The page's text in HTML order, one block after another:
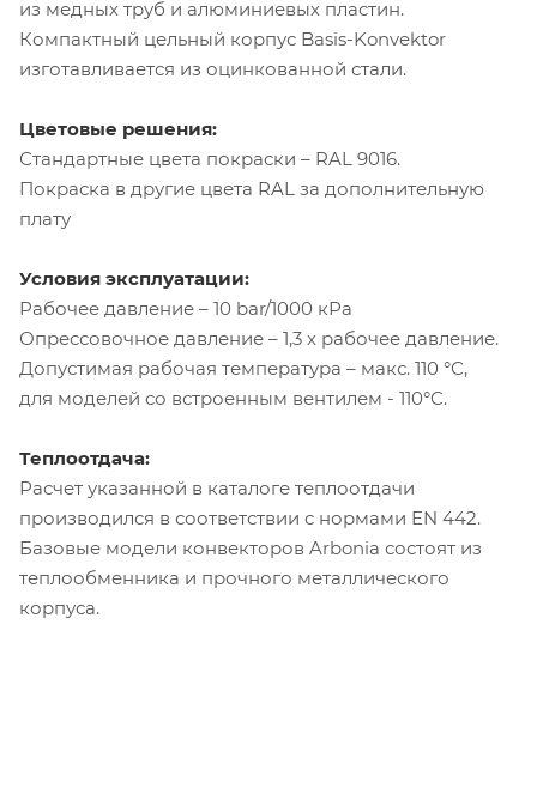
из медных труб и алюминиевых пластин.
Компактный цельный корпус Basis-Konvektor
изготавливается из оцинкованной стали.
Цветовые решения:
Стандартные цвета покраски – RAL 9016.
Покраска в другие цвета RAL за дополнительную
плату
Условия эксплуатации:
Рабочее давление – 10 bar/1000 кРа
Опрессовочное давление – 1,3 х рабочее давление.
Допустимая рабочая температура – макс. 110 °C,
для моделей со встроенным вентилем - 110°C.
Теплоотдача:
Расчет указанной в каталоге теплоотдачи
производился в соответствии с нормами EN 442.
Базовые модели конвекторов Arbonia состоят из
теплообменника и прочного металлического
корпуса.